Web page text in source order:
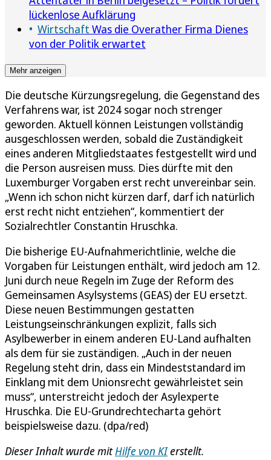
lückenlose Aufklärung
Wirtschaft Was die Overather Firma Dienes
von der Politik erwartet
Mehr anzeigen
Die deutsche Kürzungsregelung, die Gegenstand des
Verfahrens war, ist 2024 sogar noch strenger
geworden. Aktuell können Leistungen vollständig
ausgeschlossen werden, sobald die Zuständigkeit
eines anderen Mitgliedstaates festgestellt wird und
die Person ausreisen muss. Dies dürfte mit den
Luxemburger Vorgaben erst recht unvereinbar sein.
„Wenn ich schon nicht kürzen darf, darf ich natürlich
erst recht nicht entziehen“, kommentiert der
Sozialrechtler Constantin Hruschka.
Die bisherige EU-Aufnahmerichtlinie, welche die
Vorgaben für Leistungen enthält, wird jedoch am 12.
Juni durch neue Regeln im Zuge der Reform des
Gemeinsamen Asylsystems (GEAS) der EU ersetzt.
Diese neuen Bestimmungen gestatten
Leistungseinschränkungen explizit, falls sich
Asylbewerber in einem anderen EU-Land aufhalten
als dem für sie zuständigen. „Auch in der neuen
Regelung steht drin, dass ein Mindeststandard im
Einklang mit dem Unionsrecht gewährleistet sein
muss“, unterstreicht jedoch der Asylexperte
Hruschka. Die EU-Grundrechtecharta gehört
beispielsweise dazu. (dpa/red)
Dieser Inhalt wurde mitHilfe von KIerstellt.